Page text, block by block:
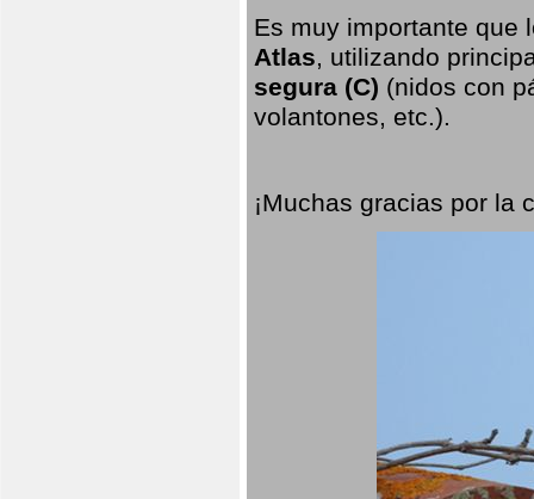
Es muy importante que
Atlas, utilizando
segura (C) (nidos con
volantones, etc.).
¡Muchas gracias por la